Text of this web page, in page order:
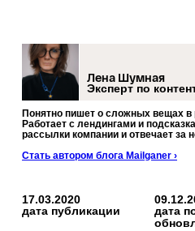
Понятно пишет о сложных вещах в
Работает с лендингами и
рассылки компании и отвечает за
Стать автором блога Mailganer ›
Лена Шумная
Эксперт по
17.03.2020
дата публикации
дата